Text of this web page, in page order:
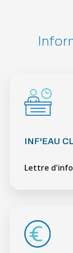
INF'EAU
Lettre